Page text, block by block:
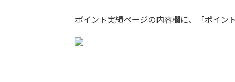
ポイント実績ページの内容欄に、「ポイン